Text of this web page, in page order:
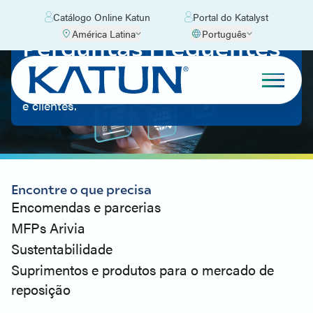
Catálogo Online Katun
Portal do Katalyst
América Latina
Português
Perguntas Frequentes
Obtenha respostas às perguntas mais
frequentes dos nossos revendedores, parceiros
e clientes.
Encontre o que precisa
Encomendas e parcerias
MFPs Arivia
Sustentabilidade
Suprimentos e produtos para o mercado de
reposição